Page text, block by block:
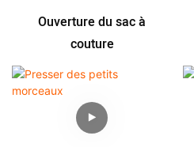
Ouverture du sac à
couture